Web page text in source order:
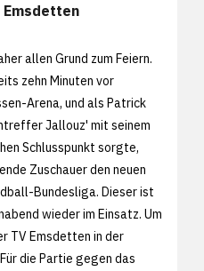
Emsdetten
allen Grund zum Feiern.
zehn Minuten vor
Arena, und als Patrick
Jallouz' mit seinem
Schlusspunkt sorgte,
Zuschauer den neuen
Bundesliga. Dieser ist
wieder im Einsatz. Um
TV Emsdetten in der
die Partie gegen das